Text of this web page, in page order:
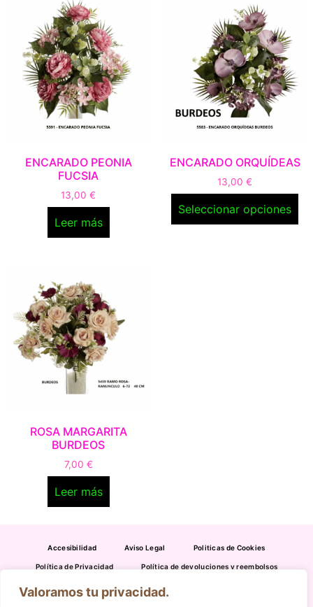
Valoramos tu privacidad.
ENCARADO PEONIA
FUCSIA
13,00 €
Leer más
ENCARADO ORQUÍDEAS
13,00 €
Seleccionar opciones
ROSA MARGARITA
BURDEOS
7,00 €
Leer más
Accesibilidad Aviso Legal Politicas de Cookies
Política de Privacidad Política de devoluciones y reembolsos
954 391 316